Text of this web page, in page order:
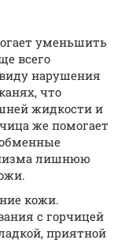
уменьшить
всего
нарушения
что
жидкости и
же помогает
лишнюю
кожи.
с горчицей
приятной